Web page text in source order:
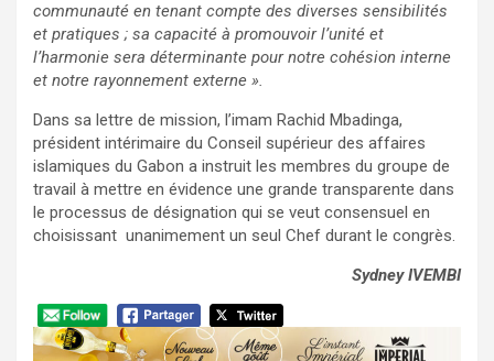
communauté en tenant compte des diverses sensibilités
et pratiques ; sa capacité à promouvoir l’unité et
l’harmonie sera déterminante pour notre cohésion interne
et notre rayonnement externe ».
Dans sa lettre de mission, l’imam Rachid Mbadinga,
président intérimaire du Conseil supérieur des affaires
islamiques du Gabon a instruit les membres du groupe de
travail à mettre en évidence une grande transparente dans
le processus de désignation qui se veut consensuel en
choisissant unanimement un seul Chef durant le congrès.
Sydney IVEMBI